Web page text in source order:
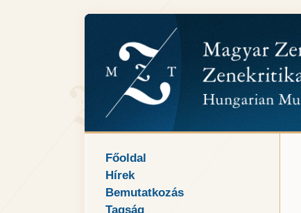
Főoldal
Hírek
Bemutatkozás
Tagság